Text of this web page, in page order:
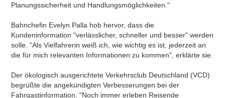
Planungssicherheit und Handlungsmöglichkeiten."
Bahnchefin Evelyn Palla hob hervor, dass die
Kundeninformation "verlässlicher, schneller und besser" werden
solle. "Als Vielfahrerin weiß ich, wie wichtig es ist, jederzeit an
die für mich relevanten Informationen zu kommen", erklärte sie.
Der ökologisch ausgerichtete Verkehrsclub Deutschland (VCD)
begrüßte die angekündigten Verbesserungen bei der
Fahrgastinformation. "Noch immer erleben Reisende